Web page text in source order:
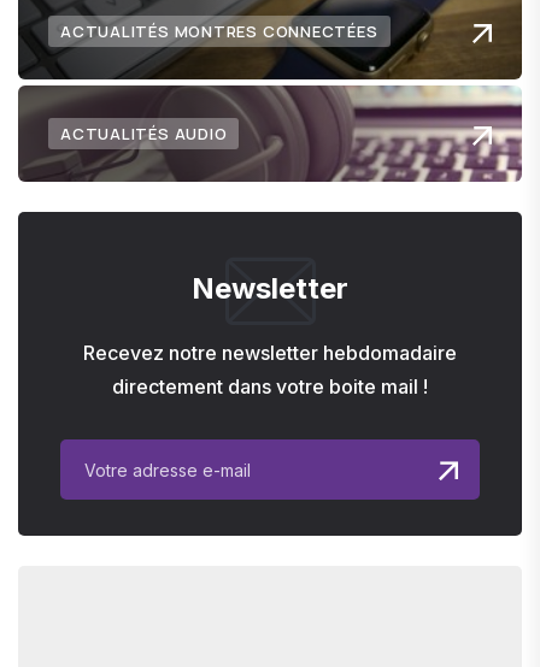
ACTUALITÉS MONTRES CONNECTÉES
ACTUALITÉS AUDIO
Newsletter
Recevez notre newsletter hebdomadaire
directement dans votre boite mail !